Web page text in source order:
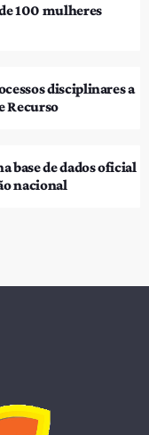
100 mulheres
disciplinares a
Recurso
base de dados oficial
nacional